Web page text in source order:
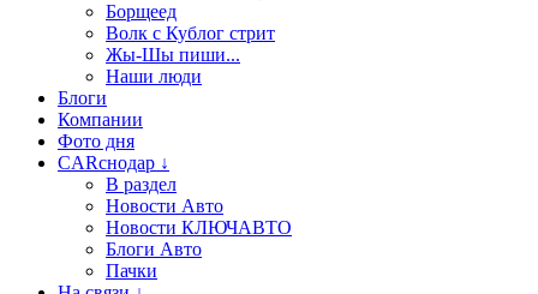
Борщеед
Волк с Кублог стрит
Жы-Шы пиши...
Наши люди
Блоги
Компании
Фото дня
CARснодар ↓
В раздел
Новости Авто
Новости КЛЮЧАВТО
Блоги Авто
Пачки